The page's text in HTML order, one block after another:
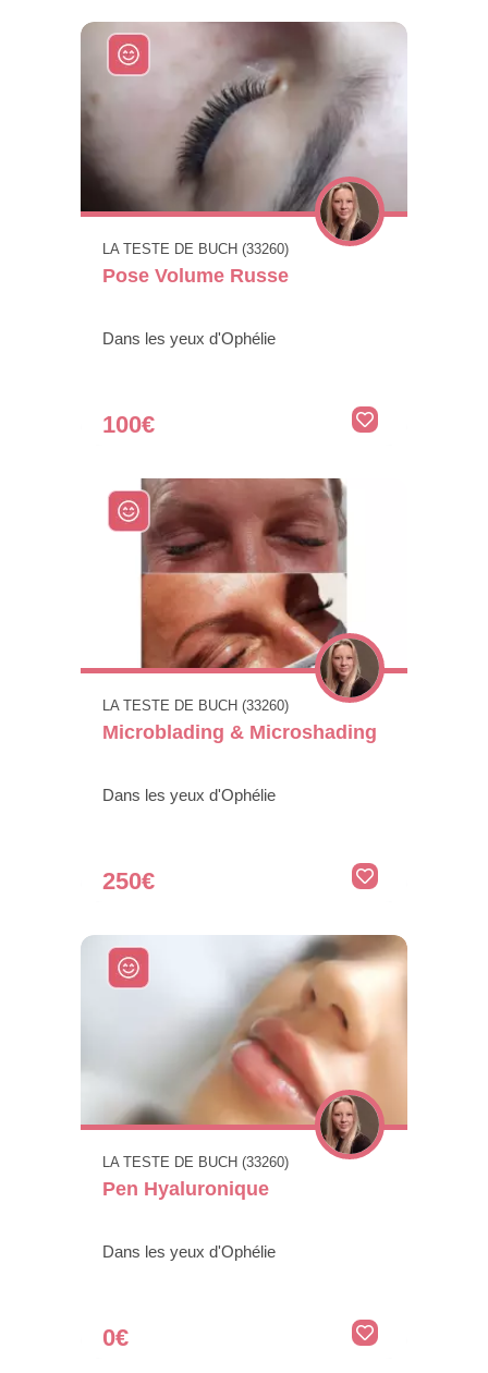
LA TESTE DE BUCH (33260)
Pose Volume Russe
Dans les yeux d'Ophélie
100€
LA TESTE DE BUCH (33260)
Microblading & Microshading
Dans les yeux d'Ophélie
250€
LA TESTE DE BUCH (33260)
Pen Hyaluronique
Dans les yeux d'Ophélie
0€